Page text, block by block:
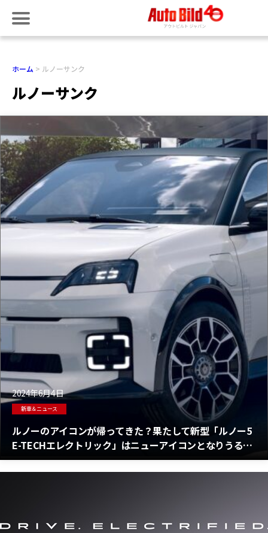
ホーム ルノーサンク
ルノーサンク
2024年6月4日
新車＆ニュース
ルノーのアイコンが帰ってきた？果たして新型「ルノー5
E-TECHエレクトリック」はニューアイコンとなりうるの
か？